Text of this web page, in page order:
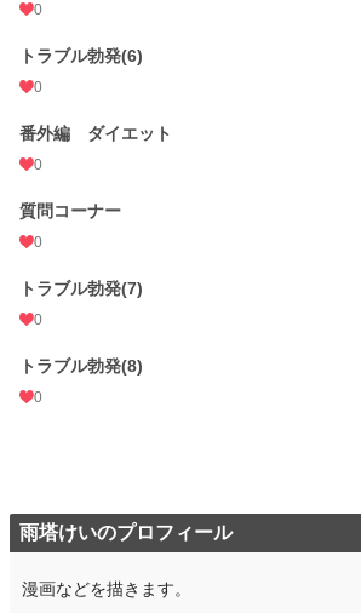
0
トラブル勃発(6)
0
番外編 ダイエット
0
質問コーナー
0
トラブル勃発(7)
0
トラブル勃発(8)
0
雨塔けいのプロフィール
漫画などを描きます。